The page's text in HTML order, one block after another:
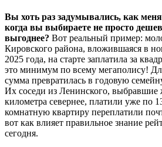
Вы хоть раз задумывались, как
когда вы выбираете не просто
выгоднее? Вот реальный пример:
Кировского района, вложившаяся в
2025 года, на старте заплатила за
это минимум по всему мегаполису!
сумма превратилась в годовую
Их соседи из Ленинского, выбравшие
километра севернее, платили уже по
комнатную квартиру переплатили
вот как влияет правильное знание
сегодня.